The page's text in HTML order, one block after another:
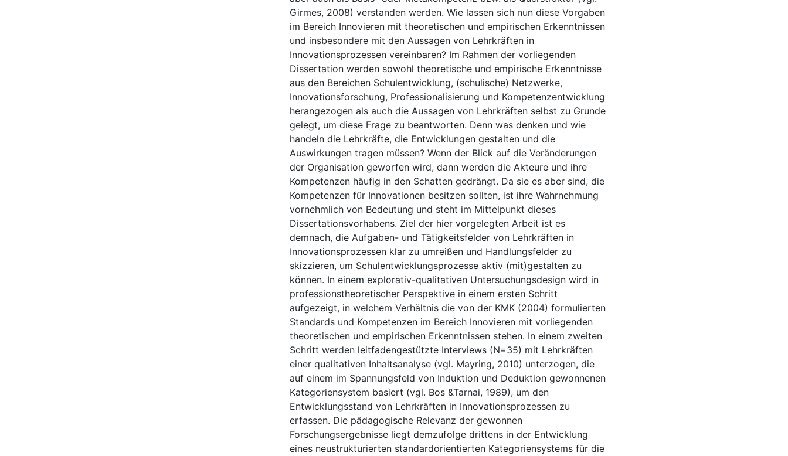
Girmes, 2008) verstanden werden. Wie lassen sich nun diese Vorgaben
im Bereich Innovieren mit theoretischen und empirischen Erkenntnissen
und insbesondere mit den Aussagen von Lehrkräften in
Innovationsprozessen vereinbaren? Im Rahmen der vorliegenden
Dissertation werden sowohl theoretische und empirische Erkenntnisse
aus den Bereichen Schulentwicklung, (schulische) Netzwerke,
Innovationsforschung, Professionalisierung und Kompetenzentwicklung
herangezogen als auch die Aussagen von Lehrkräften selbst zu Grunde
gelegt, um diese Frage zu beantworten. Denn was denken und wie
handeln die Lehrkräfte, die Entwicklungen gestalten und die
Auswirkungen tragen müssen? Wenn der Blick auf die Veränderungen
der Organisation geworfen wird, dann werden die Akteure und ihre
Kompetenzen häufig in den Schatten gedrängt. Da sie es aber sind, die
Kompetenzen für Innovationen besitzen sollten, ist ihre Wahrnehmung
vornehmlich von Bedeutung und steht im Mittelpunkt dieses
Dissertationsvorhabens. Ziel der hier vorgelegten Arbeit ist es
demnach, die Aufgaben- und Tätigkeitsfelder von Lehrkräften in
Innovationsprozessen klar zu umreißen und Handlungsfelder zu
skizzieren, um Schulentwicklungsprozesse aktiv (mit)gestalten zu
können. In einem explorativ-qualitativen Untersuchungsdesign wird in
professionstheoretischer Perspektive in einem ersten Schritt
aufgezeigt, in welchem Verhältnis die von der KMK (2004) formulierten
Standards und Kompetenzen im Bereich Innovieren mit vorliegenden
theoretischen und empirischen Erkenntnissen stehen. In einem zweiten
Schritt werden leitfadengestützte Interviews (N=35) mit Lehrkräften
einer qualitativen Inhaltsanalyse (vgl. Mayring, 2010) unterzogen, die
auf einem im Spannungsfeld von Induktion und Deduktion gewonnenen
Kategoriensystem basiert (vgl. Bos &Tarnai, 1989), um den
Entwicklungsstand von Lehrkräften in Innovationsprozessen zu
erfassen. Die pädagogische Relevanz der gewonnen
Forschungsergebnisse liegt demzufolge drittens in der Entwicklung
eines neustrukturierten standardorientierten Kategoriensystems für die